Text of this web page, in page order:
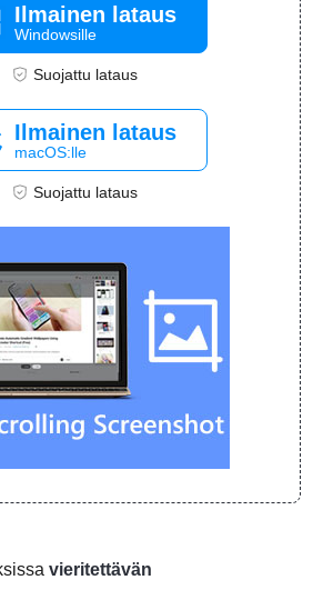
Ilmainen lataus
Windowsille
Suojattu lataus
Ilmainen lataus
macOS:lle
Suojattu lataus
vieritettävän